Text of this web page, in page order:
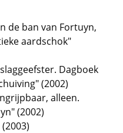
de ban van Fortuyn,
aardschok"
Dagboek
(2002)
alleen.
(2002)